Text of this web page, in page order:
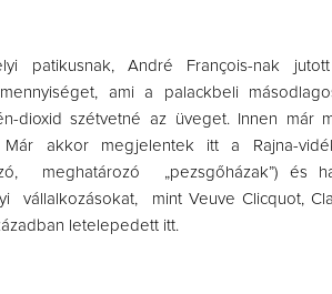
patikusnak, André François-nak
ami a palackbeli
dioxid szétvetné az üveget. Innen már
Már akkor megjelentek itt a Rajna-
meghatározó „pezsgőházak”) és
vállalkozásokat, mint Veuve Clicquot,
letelepedett itt.